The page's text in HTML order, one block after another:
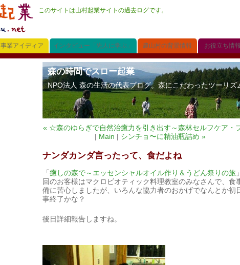
このサイトは山村起業サイトの過去ログです。
事業アイディア インタビュー「先人に学ぶ」 農山村の背景情報 お役立ち情
森の時間でスロー起業
NPO法人 森の生活の代表ブログ。森にこだわったツーリ
« ☆森のゆらぎで自然治癒力を引き出す～森林セルフケア・
| Main | シンチョ〜に精油瓶詰め »
ナンダカンダ言ったって、食だよね
「 癒しの森で～エッセンシャルオイル作り＆うどん祭りの旅
回のお客様はマクロビオティック料理教室のみなさんで、食
備に苦心しましたが、いろんな協力者のおかげでなんとか初
事終了かな？
後日詳細報告しますね。